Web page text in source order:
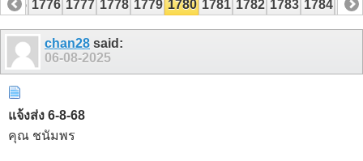
1776 1777 1778 1779 1780 1781 1782 1783 1784
chan28 said:
06-08-2025
แจ้งส่ง 6-8-68
คุณ ชนัมพร